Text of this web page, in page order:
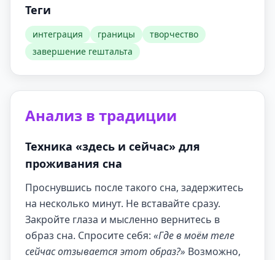
Теги
интеграция границы
творчество
завершение гештальта
Анализ в традиции
Техника «здесь и сейчас» для
проживания сна
Проснувшись после такого сна, задержитесь
на несколько минут. Не вставайте сразу.
Закройте глаза и мысленно вернитесь в
образ сна. Спросите себя: «Где в моём теле
сейчас отзывается этот образ?» Возможно,